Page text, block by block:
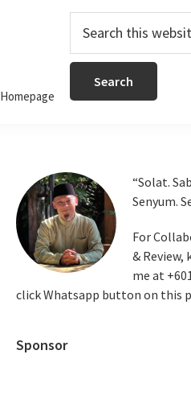
Homepage
Search
this
Primary
Sidebar
“Solat.
Senyum.
For
&
me at
click Whatsapp button on this
Sponsor